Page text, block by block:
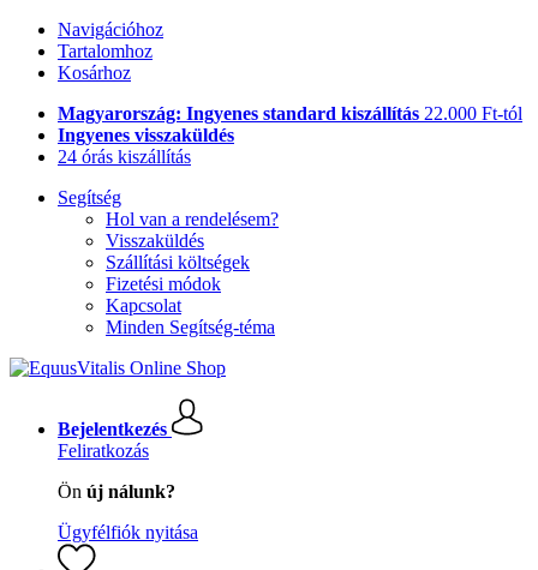
Navigációhoz
Tartalomhoz
Kosárhoz
Magyarország: Ingyenes standard kiszállítás 22.000 Ft-tól
Ingyenes visszaküldés
24 órás kiszállítás
Segítség
Hol van a rendelésem?
Visszaküldés
Szállítási költségek
Fizetési módok
Kapcsolat
Minden Segítség-téma
Bejelentkezés
Feliratkozás
Ön új nálunk?
Ügyfélfiók nyitása